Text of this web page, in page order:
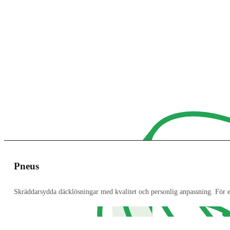
Pneus
Skräddarsydda däcklösningar med kvalitet och personlig anpassning. För